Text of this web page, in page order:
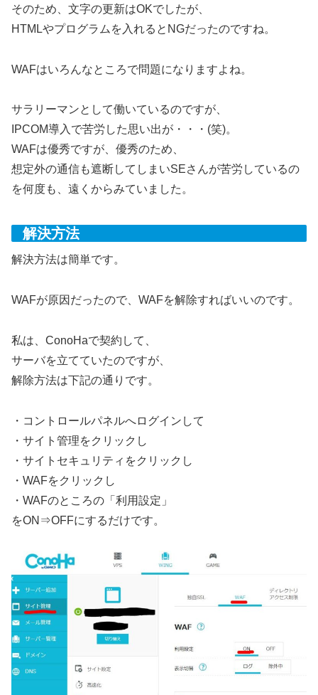
そのため、文字の更新はOKでしたが、
HTMLやプログラムを入れるとNGだったのですね。
WAFはいろんなところで問題になりますよね。
サラリーマンとして働いているのですが、
IPCOM導入で苦労した思い出が・・・(笑)。
WAFは優秀ですが、優秀のため、
想定外の通信も遮断してしまいSEさんが苦労しているの
を何度も、遠くからみていました。
解決方法
解決方法は簡単です。
WAFが原因だったので、WAFを解除すればいいのです。
私は、ConoHaで契約して、
サーバを立てていたのですが、
解除方法は下記の通りです。
・コントロールパネルへログインして
・サイト管理をクリックし
・サイトセキュリティをクリックし
・WAFをクリックし
・WAFのところの「利用設定」
をON⇒OFFにするだけです。